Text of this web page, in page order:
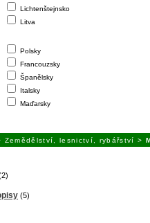
Lichtenštejnsko
Litva
Polsky
Francouzsky
Španělsky
Italsky
Maďarsky
Zemědělství, lesnictví, rybářství >
(5)